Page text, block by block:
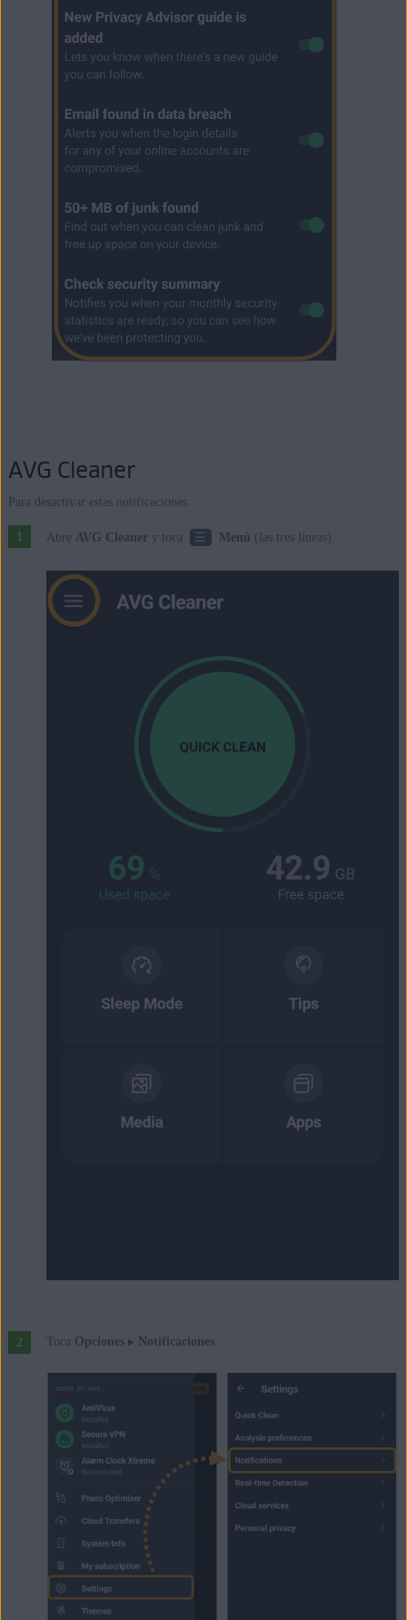
AVG Cleaner
Para desactivar estas notificaciones:
Abre AVG Cleanery toca ☰ Menú (las tres líneas).
Toca Opciones▸ Notificaciones.